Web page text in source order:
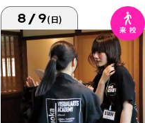
8/9(日)